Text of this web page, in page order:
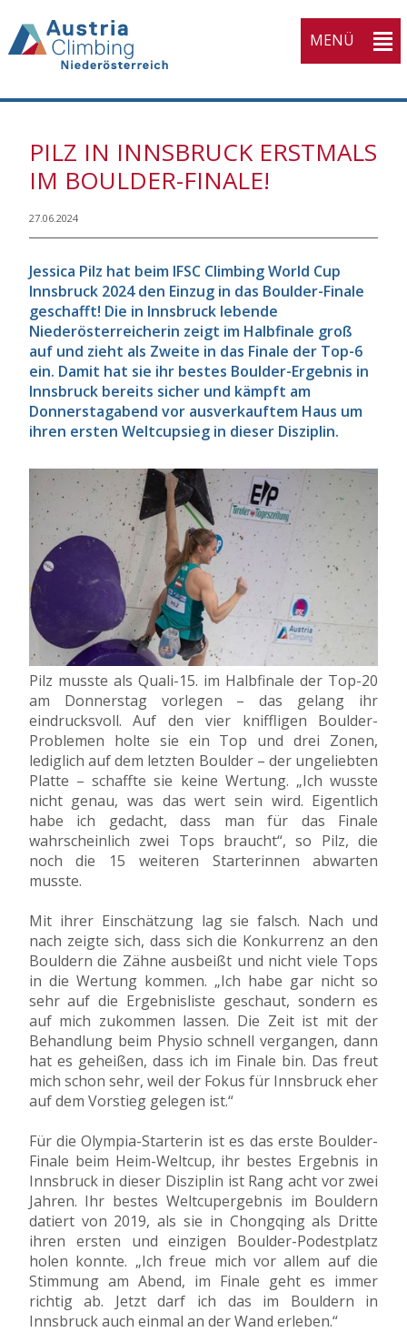
MENÜ
PILZ IN INNSBRUCK ERSTMALS
IM BOULDER-FINALE!
27.06.2024
Jessica Pilz hat beim IFSC Climbing World Cup
Innsbruck 2024 den Einzug in das Boulder-Finale
geschafft! Die in Innsbruck lebende
Niederösterreicherin zeigt im Halbfinale groß
auf und zieht als Zweite in das Finale der Top-6
ein. Damit hat sie ihr bestes Boulder-Ergebnis in
Innsbruck bereits sicher und kämpft am
Donnerstagabend vor ausverkauftem Haus um
ihren ersten Weltcupsieg in dieser Disziplin.
Pilz musste als Quali-15. im Halbfinale der Top-20
am Donnerstag vorlegen – das gelang ihr
eindrucksvoll. Auf den vier kniffligen Boulder-
Problemen holte sie ein Top und drei Zonen,
lediglich auf dem letzten Boulder – der ungeliebten
Platte – schaffte sie keine Wertung. „Ich wusste
nicht genau, was das wert sein wird. Eigentlich
habe ich gedacht, dass man für das Finale
wahrscheinlich zwei Tops braucht“, so Pilz, die
noch die 15 weiteren Starterinnen abwarten
musste.
Mit ihrer Einschätzung lag sie falsch. Nach und
nach zeigte sich, dass sich die Konkurrenz an den
Bouldern die Zähne ausbeißt und nicht viele Tops
in die Wertung kommen. „Ich habe gar nicht so
sehr auf die Ergebnisliste geschaut, sondern es
auf mich zukommen lassen. Die Zeit ist mit der
Behandlung beim Physio schnell vergangen, dann
hat es geheißen, dass ich im Finale bin. Das freut
mich schon sehr, weil der Fokus für Innsbruck eher
auf dem Vorstieg gelegen ist.“
Für die Olympia-Starterin ist es das erste Boulder-
Finale beim Heim-Weltcup, ihr bestes Ergebnis in
Innsbruck in dieser Disziplin ist Rang acht vor zwei
Jahren. Ihr bestes Weltcupergebnis im Bouldern
datiert von 2019, als sie in Chongqing als Dritte
ihren ersten und einzigen Boulder-Podestplatz
holen konnte. „Ich freue mich vor allem auf die
Stimmung am Abend, im Finale geht es immer
richtig ab. Jetzt darf ich das im Bouldern in
Innsbruck auch einmal an der Wand erleben.“